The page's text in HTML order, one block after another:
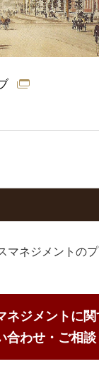
ネジメントの
ネジメントに関
合わせ・ご相談